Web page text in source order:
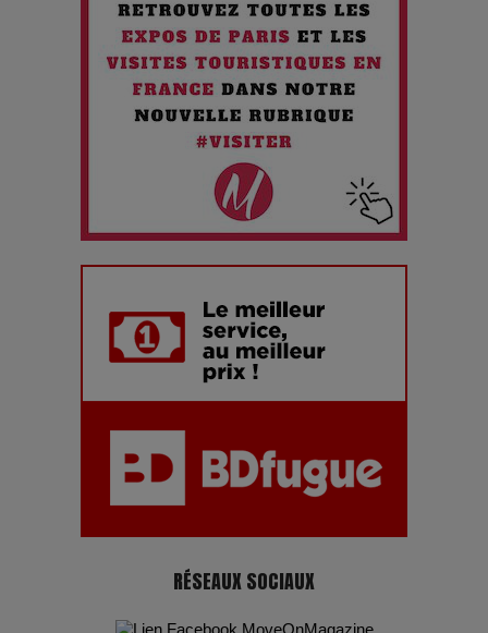
futur troublant
Maïra Kerey, la “voix d’or du Kazakhstan”, célèbre ses 30
ans de carrière à la Salle Gaveau
Les dessous de la fast fashion : un désastre écologique en
7 Techniques Secrètes des Photographes de Stars
Adieu Jean-Pat : rire au bord du précipice
Pharaonic Festival 2025 : 10 ans d’électro sous les
RÉSEAUX SOCIAUX